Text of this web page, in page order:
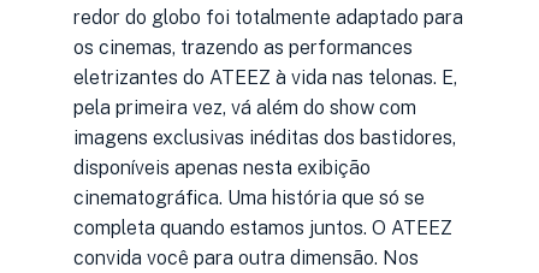
redor do globo foi totalmente adaptado para
os cinemas, trazendo as performances
eletrizantes do ATEEZ à vida nas telonas. E,
pela primeira vez, vá além do show com
imagens exclusivas inéditas dos bastidores,
disponíveis apenas nesta exibição
cinematográfica. Uma história que só se
completa quando estamos juntos. O ATEEZ
convida você para outra dimensão. Nos